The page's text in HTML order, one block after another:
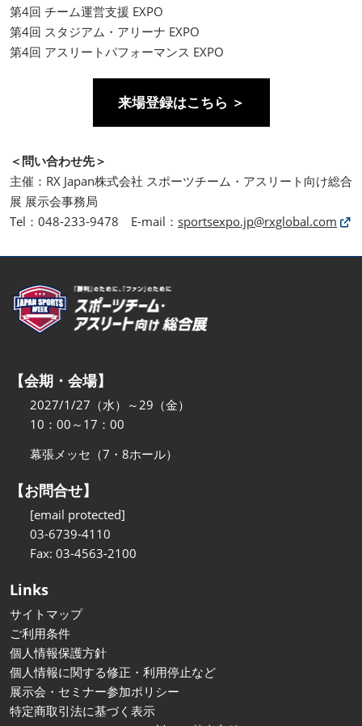
第4回 チーム運営支援 EXPO
第4回 スタジアム・アリーナ EXPO
第4回 アスリートパフォーマンス EXPO
来場登録はこちら ＞
＜問い合わせ先＞
主催：RX Japan株式会社 スポーツチーム・アスリート向け総合
展 展示会事務局
Tel：048-233-9478 E-mail： sportsexpo.jp@rxglobal.com
【会期・会場】
2027/1/27（水）～29（金）
10：00～17：00
幕張メッセ（7・8ホール）
【お問合せ】
[email protected]
03-6739-4110
Fax: 03-4563-2100
Links
サイトマップ
ご利用条件
個人情報保護方針
個人情報に関する修正・利用停止など
展示会・セミナー参加ポリシー
特定商取引法に基づく表示